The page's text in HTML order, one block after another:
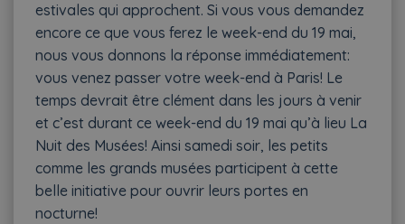
estivales qui approchent. Si vous vous demandez
encore ce que vous ferez le week-end du 19 mai,
nous vous donnons la réponse immédiatement:
vous venez passer votre week-end à Paris! Le
temps devrait être clément dans les jours à venir
et c’est durant ce week-end du 19 mai qu’à lieu La
Nuit des Musées! Ainsi samedi soir, les petits
comme les grands musées participent à cette
belle initiative pour ouvrir leurs portes en
nocturne!